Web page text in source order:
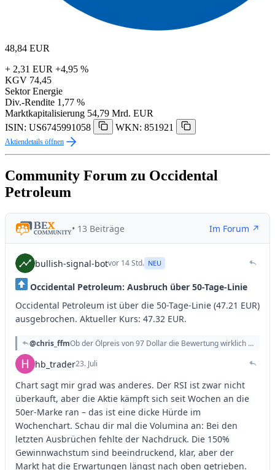
48,84 EUR
+ 2,31 EUR +4,95 %
KGV 74,45
Sektor Energie
Div.-Rendite 1,77 %
Marktkapitalisierung 54,79 Mrd. EUR
ISIN: US6745991058
WKN: 851921
Aktiendetails öffnen
Community Forum zu Occidental
Petroleum